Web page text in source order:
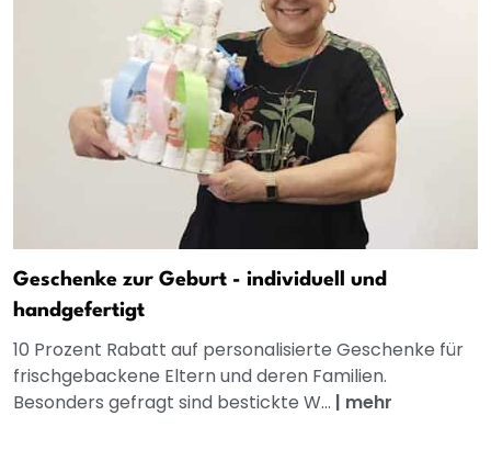
Geschenke zur Geburt - individuell und
handgefertigt
10 Prozent Rabatt auf personalisierte Geschenke für
frischgebackene Eltern und deren Familien.
Besonders gefragt sind bestickte W... | mehr